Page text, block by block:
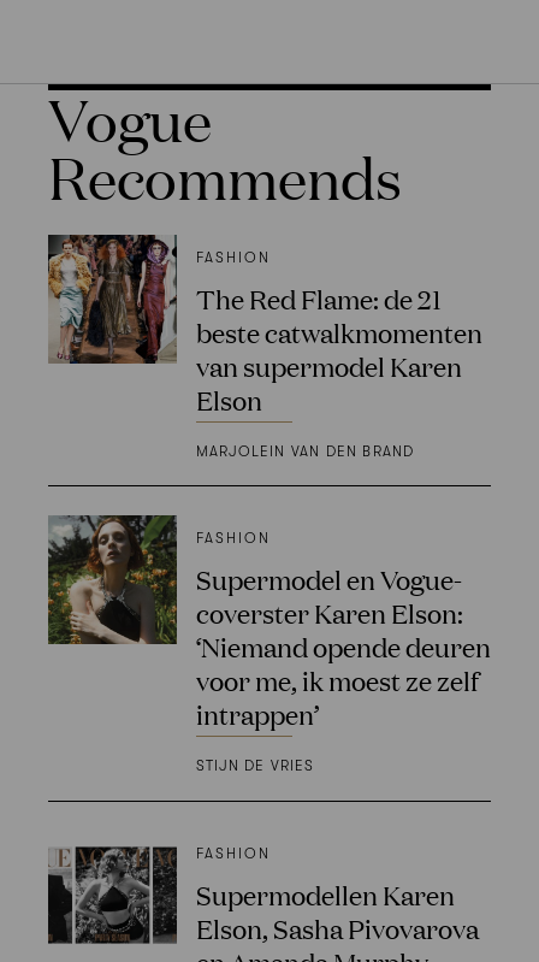
Vogue
Recommends
FASHION
The Red Flame: de 21
beste catwalkmomenten
van supermodel Karen
Elson
MARJOLEIN VAN DEN BRAND
FASHION
Supermodel en Vogue-
coverster Karen Elson:
‘Niemand opende deuren
voor me, ik moest ze zelf
intrappen’
STIJN DE VRIES
FASHION
Supermodellen Karen
Elson, Sasha Pivovarova